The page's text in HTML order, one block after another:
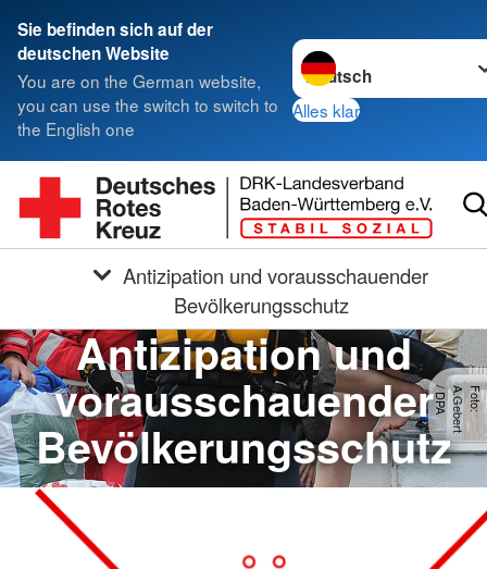
Sie befinden sich auf der
deutschen Website
You are on the German website,
you can use the switch to switch to
the English one
Sprache wechseln zu
Alles klar
Bevölkerungsschutz
F
o
t
o
:
A
.
G
e
b
e
r
t
/
D
P
A
Antizipation und
vorausschauender
Bevölkerungsschutz